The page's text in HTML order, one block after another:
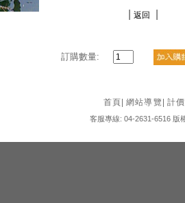
返回
訂購數量:
首頁 網站導覽 計
客服專線: 04-2631-6516 版